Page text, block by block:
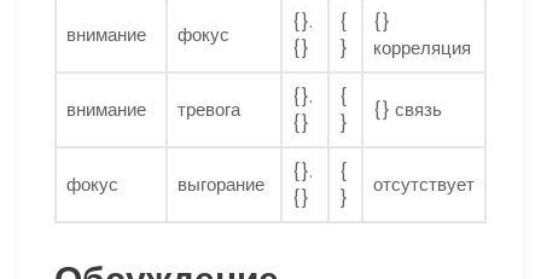
внимание фокус
{}.
{}
{
}
{}
корреляция
внимание тревога
{}.
{}
{
}
{} связь
фокус выгорание
{}.
{}
{
}
отсутствует